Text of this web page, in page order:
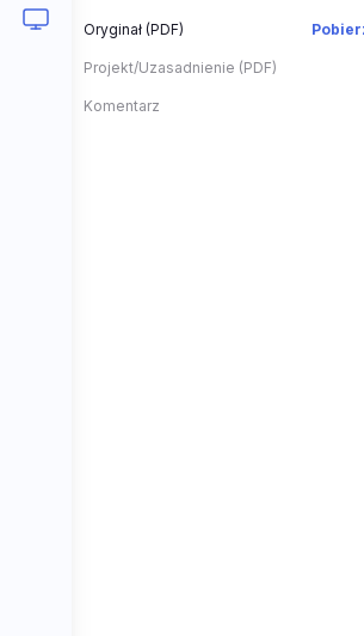
Oryginał (PDF)
Projekt/Uzasadnienie (PDF)
Komentarz